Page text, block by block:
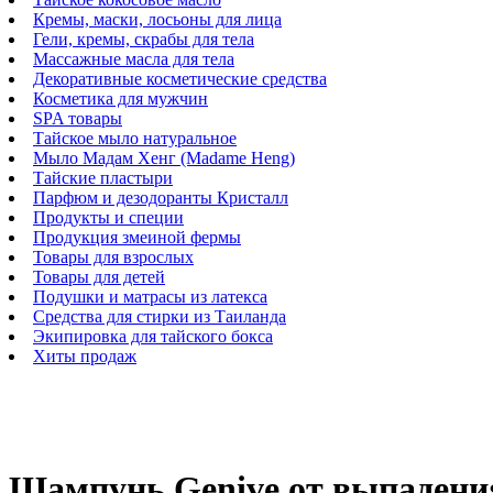
Кремы, маски, лосьоны для лица
Гели, кремы, скрабы для тела
Массажные масла для тела
Декоративные косметические средства
Косметика для мужчин
SPA товары
Тайское мыло натуральное
Мыло Мадам Хенг (Madame Heng)
Тайские пластыри
Парфюм и дезодоранты Кристалл
Продукты и специи
Продукция змеиной фермы
Товары для взрослых
Товары для детей
Подушки и матрасы из латекса
Средства для стирки из Таиланда
Экипировка для тайского бокса
Хиты продаж